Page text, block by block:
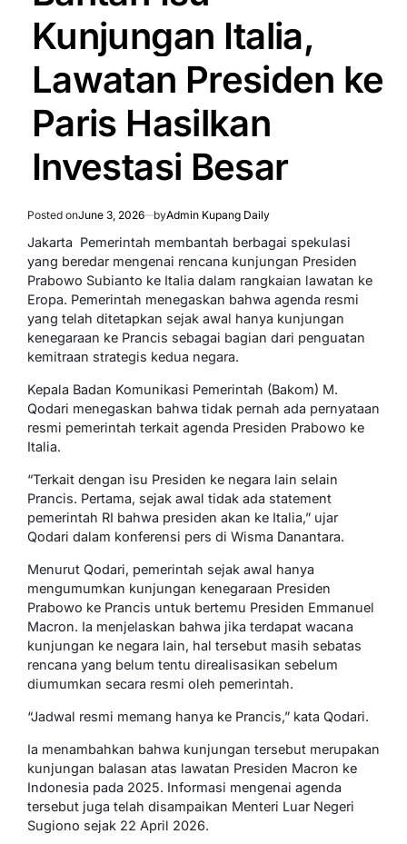
Kunjungan Italia,
Lawatan Presiden ke
Paris Hasilkan
Investasi Besar
Posted onJune 3, 2026 byAdmin Kupang Daily
Jakarta  Pemerintah membantah berbagai spekulasi
yang beredar mengenai rencana kunjungan Presiden
Prabowo Subianto ke Italia dalam rangkaian lawatan ke
Eropa. Pemerintah menegaskan bahwa agenda resmi
yang telah ditetapkan sejak awal hanya kunjungan
kenegaraan ke Prancis sebagai bagian dari penguatan
kemitraan strategis kedua negara.
Kepala Badan Komunikasi Pemerintah (Bakom) M.
Qodari menegaskan bahwa tidak pernah ada pernyataan
resmi pemerintah terkait agenda Presiden Prabowo ke
Italia.
“Terkait dengan isu Presiden ke negara lain selain
Prancis. Pertama, sejak awal tidak ada statement
pemerintah RI bahwa presiden akan ke Italia,” ujar
Qodari dalam konferensi pers di Wisma Danantara.
Menurut Qodari, pemerintah sejak awal hanya
mengumumkan kunjungan kenegaraan Presiden
Prabowo ke Prancis untuk bertemu Presiden Emmanuel
Macron. Ia menjelaskan bahwa jika terdapat wacana
kunjungan ke negara lain, hal tersebut masih sebatas
rencana yang belum tentu direalisasikan sebelum
diumumkan secara resmi oleh pemerintah.
“Jadwal resmi memang hanya ke Prancis,” kata Qodari.
Ia menambahkan bahwa kunjungan tersebut merupakan
kunjungan balasan atas lawatan Presiden Macron ke
Indonesia pada 2025. Informasi mengenai agenda
tersebut juga telah disampaikan Menteri Luar Negeri
Sugiono sejak 22 April 2026.